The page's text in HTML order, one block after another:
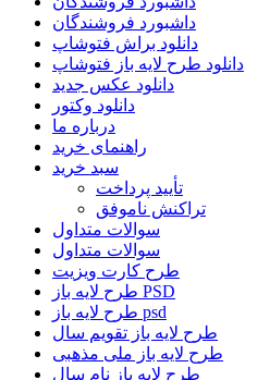
داشبورد فروشندگان
دانلود براش فتوشاپ
دانلود طرح لایه باز فتوشاپ
دانلود عکس جدید
دانلود وکتور
درباره ما
راهنمای خرید
سبد خرید
تأیید پرداخت
تراکنش ناموفق
سوالات متداول
سوالات متداول
طرح کارت ویزیت
طرح لایه باز PSD
طرح لایه باز psd
طرح لایه باز تقویم سال
طرح لایه باز ملی مذهبی
طرح لایه باز نام سال